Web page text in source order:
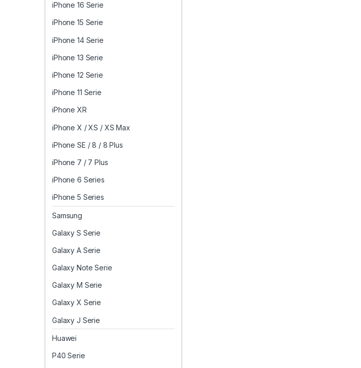
iPhone 16 Serie
iPhone 15 Serie
iPhone 14 Serie
iPhone 13 Serie
iPhone 12 Serie
iPhone 11 Serie
iPhone XR
iPhone X / XS / XS Max
iPhone SE / 8 / 8 Plus
iPhone 7 / 7 Plus
iPhone 6 Series
iPhone 5 Series
Samsung
Galaxy S Serie
Galaxy A Serie
Galaxy Note Serie
Galaxy M Serie
Galaxy X Serie
Galaxy J Serie
Huawei
P40 Serie